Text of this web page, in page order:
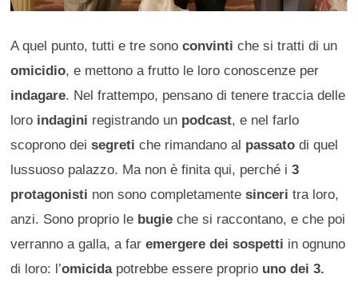
A quel punto, tutti e tre sonoconvinti che si tratti di un
omicidio, e mettono a frutto le loro conoscenze per
indagare. Nel frattempo, pensano di tenere traccia delle
loro indagini registrando un podcast, e nel farlo
scoprono deisegreti che rimandano al passato di quel
lussuoso palazzo. Ma non è finita qui, perché i3
protagonisti non sono completamentesinceri tra loro,
anzi. Sono proprio le bugie che si raccontano, e che poi
verranno a galla, a faremergere dei sospetti in ognuno
di loro: l’omicidapotrebbe essere proprio uno dei 3.